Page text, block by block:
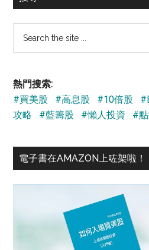
...
熱門搜索:
#買美股
#高息股 #10倍股
攻略
#藍籌股 #懶人投資 #
電子書在AMAZON上咗架啦！